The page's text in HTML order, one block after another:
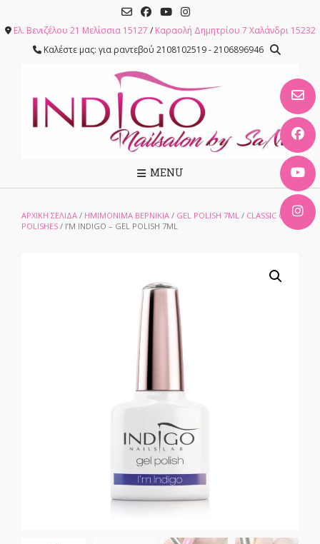
content
Ελ. Βενιζέλου 21 Μελίσσια 15127 / Καραολή Δημητρίου 7 Χαλάνδρι 15232
Καλέστε μας: για ραντεβού 2108102519 - 2106896946
MENU
ΑΡΧΙΚΉ ΣΕΛΊΔΑ / ΗΜΙΜΟΝΙΜΑ ΒΕΡΝΙΚΙΑ / GEL POLISH 7ML / CLASSIC GEL
POLISHES / I’M INDIGO – GEL POLISH 7ML